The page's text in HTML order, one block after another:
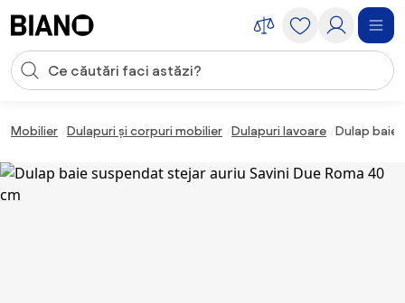
Introducerea căutării
Mobilier Dulapuri și corpuri mobilier Dulapuri lavoare Dulap baie